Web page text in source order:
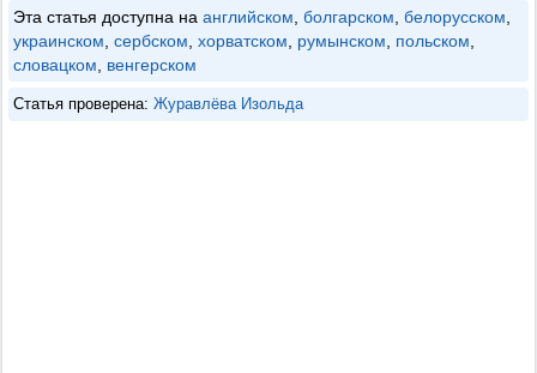
Эта статья доступна на английском болгарском белорусском
украинском сербском хорватском румынском польском
словацком
венгерском
Статья проверена: Журавлёва Изольда